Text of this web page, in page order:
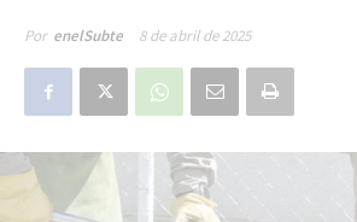
Por enelSubte 8 de abril de 2025